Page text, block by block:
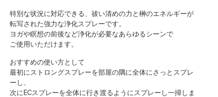
特別な状況に対応できる、祓い清めの力と榊のエネルギーが
転写された強力な浄化スプレーです。
ヨガや瞑想の前後など浄化が必要なあらゆるシーンで
ご使用いただけます。
おすすめの使い方として
最初にストロングスプレーを部屋の隅に全体にさっとスプレ
ーし、
次にECスプレーを全体に行き渡るようにスプレーし一掃しま